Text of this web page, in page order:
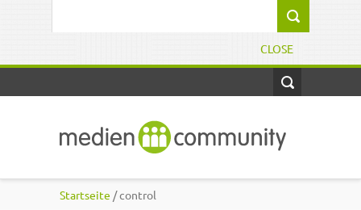
CLOSE
Startseite / control